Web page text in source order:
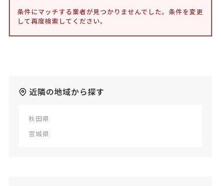
条件にマッチする業者が見つかりませんでした。条件を変更
して再度検索してください。
近隣の地域から探す
秋田県
宮城県